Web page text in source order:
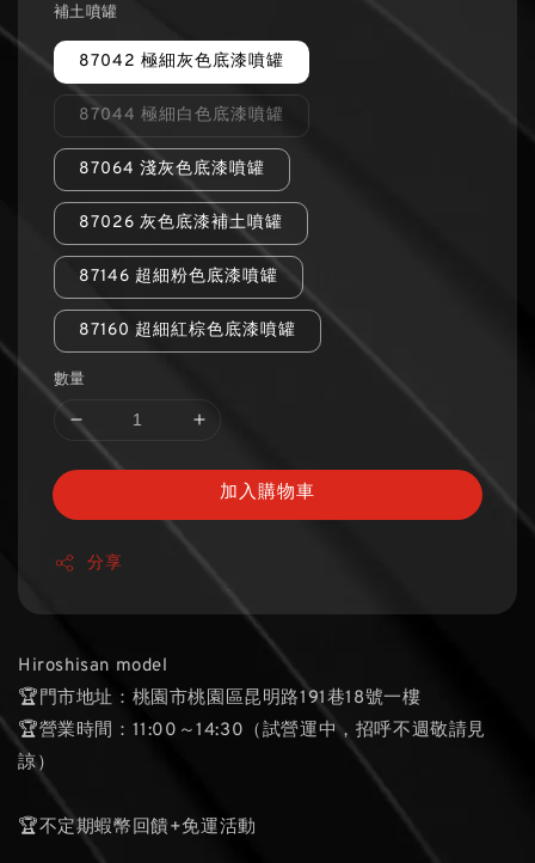
補土噴罐
87042 極細灰色底漆噴罐
87044 極細白色底漆噴罐
87064 淺灰色底漆噴罐
87026 灰色底漆補土噴罐
87146 超細粉色底漆噴罐
87160 超細紅棕色底漆噴罐
數量
加入購物車
分享
Hiroshisan model
🏆門市地址：桃園市桃園區昆明路191巷18號一樓
🏆營業時間：11:00～14:30（試營運中，招呼不週敬請見
諒）
🏆不定期蝦幣回饋+免運活動